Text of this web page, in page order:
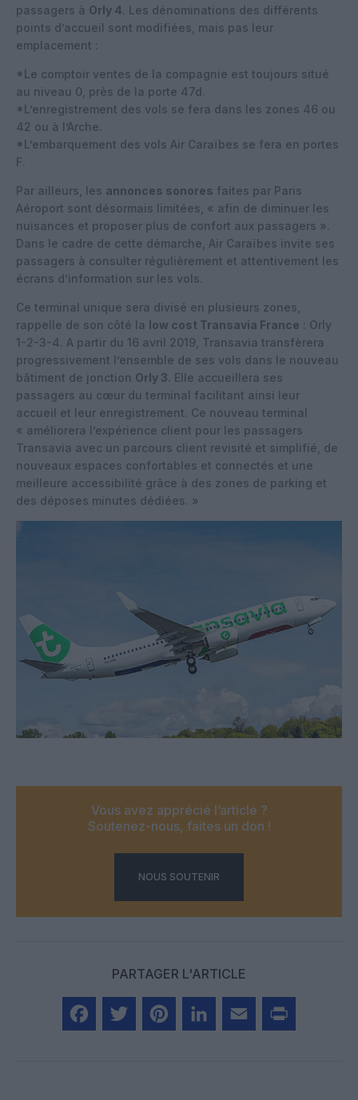
passagers à Orly 4. Les dénominations des différents
points d’accueil sont modifiées, mais pas leur
emplacement :
*Le comptoir ventes de la compagnie est toujours situé
au niveau 0, près de la porte 47d.
*L’enregistrement des vols se fera dans les zones 46 ou
42 ou à l’Arche.
*L’embarquement des vols Air Caraïbes se fera en portes
F.
Par ailleurs, les annonces sonores faites par Paris
Aéroport sont désormais limitées, « afin de diminuer les
nuisances et proposer plus de confort aux passagers ».
Dans le cadre de cette démarche, Air Caraïbes invite ses
passagers à consulter régulièrement et attentivement les
écrans d’information sur les vols.
Ce terminal unique sera divisé en plusieurs zones,
rappelle de son côté la low cost Transavia France : Orly
1-2-3-4. A partir du 16 avril 2019, Transavia transfèrera
progressivement l’ensemble de ses vols dans le nouveau
bâtiment de jonction Orly 3. Elle accueillera ses
passagers au cœur du terminal facilitant ainsi leur
accueil et leur enregistrement. Ce nouveau terminal
« améliorera l’expérience client pour les passagers
Transavia avec un parcours client revisité et simplifié, de
nouveaux espaces confortables et connectés et une
meilleure accessibilité grâce à des zones de parking et
des déposes minutes dédiées. »
Vous avez apprécié l’article ?
Soutenez-nous, faites un don !
NOUS SOUTENIR
PARTAGER L'ARTICLE